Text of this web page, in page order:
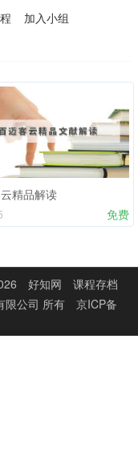
加入小组
精品解读
免费
好知网
课程存档
限公司 所有
京ICP备